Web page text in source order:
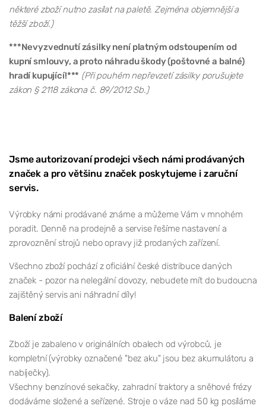
některé zboží nutno zasílat na paletě. Zejména objemnější a
těžší zboží.)
***Nevyzvednutí zásilky není platným odstoupením od
kupní smlouvy, a proto náhradu škody (poštovné a balné)
hradí kupující!*** (Při pouhém nepřevzetí zásilky porušujete
zákon § 2118 zákona č. 89/2012 Sb.)
Jsme autorizovaní prodejci všech námi prodávaných
značek a pro většinu značek poskytujeme i zaruční
servis.
Výrobky námi prodávané známe a můžeme Vám v mnohém
poradit. Denně na prodejně a servise řešíme nastavení a
zprovoznění strojů nebo opravy již prodaných zařízení.
Všechno zboží pochází z oficiální české distribuce daných
značek - pozor na nelegální dovozy, nebudete mít do budoucna
zajištěný servis ani náhradní díly!
Balení zboží
Zboží je zabaleno v originálních obalech od výrobců, je
kompletní (výrobky označené "bez aku" jsou bez akumulátoru a
nabíječky).
Všechny benzínové sekačky, zahradní traktory a sněhové frézy
dodáváme složené a seřízené. Stroje o váze nad 50 kg posíláme